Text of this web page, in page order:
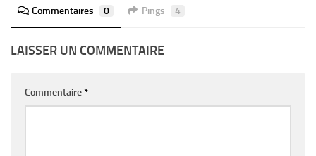
Commentaires 0 Pings 4
LAISSER UN COMMENTAIRE
Commentaire*